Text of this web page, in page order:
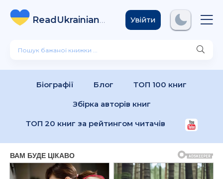
ReadUkrainian
Books .com
Увійти
Біографії Блог ТОП 100 книг
Збірка авторів книг
ТОП 20 книг за рейтингом читачів